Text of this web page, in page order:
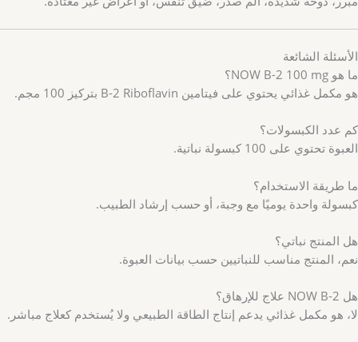
الأسئلة الشائعة
ما هو NOW B-2 100 mg؟
هو مكمل غذائي يحتوي على فيتامين B-2 Riboflavin بتركيز 100 مجم.
كم عدد الكبسولات؟
العبوة تحتوي على 100 كبسولة نباتية.
ما طريقة الاستخدام؟
كبسولة واحدة يوميًا مع وجبة، أو حسب إرشاد الطبيب.
هل المنتج نباتي؟
نعم، المنتج مناسب للنباتيين حسب بيانات العبوة.
هل NOW B-2 علاج للإرهاق؟
لا، هو مكمل غذائي يدعم إنتاج الطاقة الطبيعي ولا يُستخدم كعلاج مباشر.